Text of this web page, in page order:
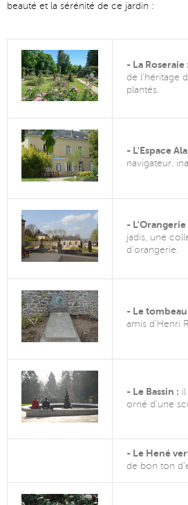
beauté et la sérénité de ce jardin :
- La Roseraie :
de l'héritage
plantés.
- L'Espace
navigateur,
- L'Orangerie
jadis, une
d'orangerie.
- Le tombeau
amis d'Henri
- Le Bassin :
orné d'une
- Le Hené
de bon ton